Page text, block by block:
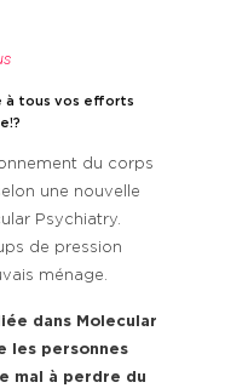
à tous vos efforts
du corps
une nouvelle
Psychiatry.
de pression
ménage.
dans Molecular
les personnes
mal à perdre du